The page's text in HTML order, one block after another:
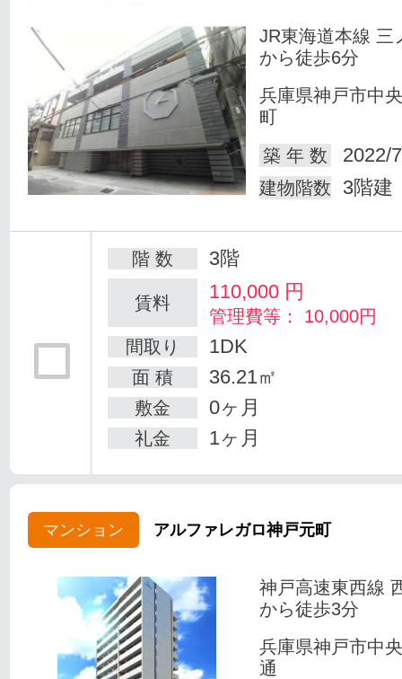
JR東海道本線 三
から徒歩6分
兵庫県神戸市中
町
築 年 数
2022/
建物階数 3階建
階 数 3階
賃料 110,000 円
管理費等： 10,000円
間取り
1DK
面 積 36.21㎡
敷金 0ヶ月
礼金 1ヶ月
マンション アルファレガロ神戸元町
神戸高速東西線
から徒歩3分
兵庫県神戸市中
通